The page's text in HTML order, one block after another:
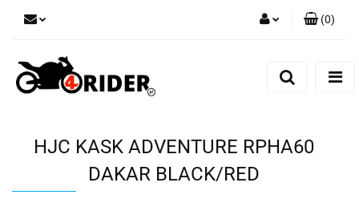
(0)
HJC KASK ADVENTURE RPHA60
DAKAR BLACK/RED